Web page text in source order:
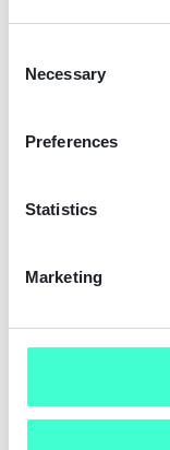
Selection
Necessary
Preferences
Statistics
Marketing
tarjouksia